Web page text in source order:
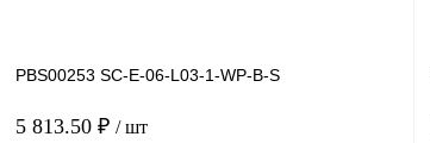
PBS00253 SC-E-06-L03-1-WP-B-S
5 813.50 ₽ / шт